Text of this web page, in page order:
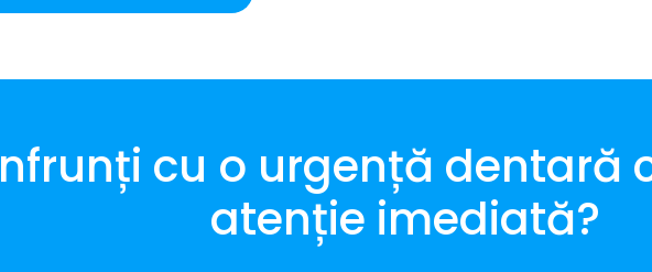
cu o urgență dentară
atenție imediată?